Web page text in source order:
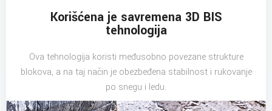
Korišćena je savremena 3D BIS
tehnologija
Ova tehnologija koristi međusobno povezane strukture
blokova, a na taj način je obezbeđena stabilnost i rukovanje
po snegu i ledu.